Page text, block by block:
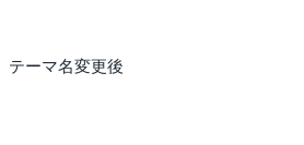
テーマ名変更後